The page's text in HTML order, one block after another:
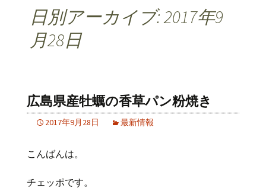
日別アーカイブ: 2017年9
月28日
広島県産牡蠣の香草パン粉焼き
2017年9月28日 最新情報
こんばんは。
チェッポです。